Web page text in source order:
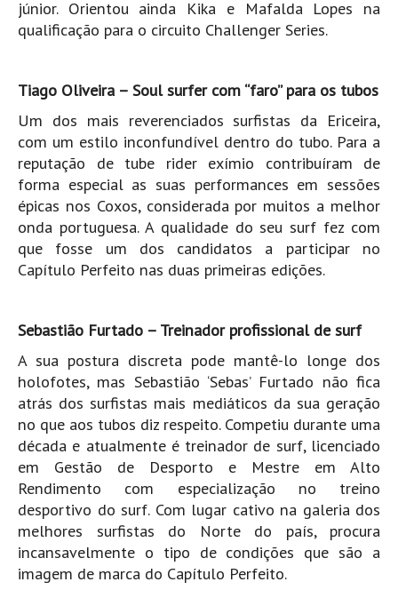
Alentejo
Algarve
Acessórios de Surf
SurfWear
Skate
Acessórios de moda
Cursos de Shape
Contactos
júnior. Orientou ainda Kika e Mafalda Lopes na
qualificação para o circuito Challenger Series.
Tiago Oliveira – Soul surfer com “faro” para os tubos
Um dos mais reverenciados surfistas da Ericeira,
com um estilo inconfundível dentro do tubo. Para a
reputação de tube rider exímio contribuíram de
forma especial as suas performances em sessões
épicas nos Coxos, considerada por muitos a melhor
onda portuguesa. A qualidade do seu surf fez com
que fosse um dos candidatos a participar no
Capítulo Perfeito nas duas primeiras edições.
Sebastião Furtado – Treinador profissional de surf
A sua postura discreta pode mantê-lo longe dos
holofotes, mas Sebastião ‘Sebas’ Furtado não fica
atrás dos surfistas mais mediáticos da sua geração
no que aos tubos diz respeito. Competiu durante uma
década e atualmente é treinador de surf, licenciado
em Gestão de Desporto e Mestre em Alto
Rendimento com especialização no treino
desportivo do surf. Com lugar cativo na galeria dos
melhores surfistas do Norte do país, procura
incansavelmente o tipo de condições que são a
imagem de marca do Capítulo Perfeito.